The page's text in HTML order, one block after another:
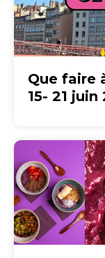
Que faire
15- 21 juin